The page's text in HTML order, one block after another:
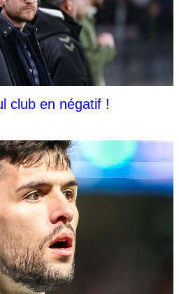
club en négatif !